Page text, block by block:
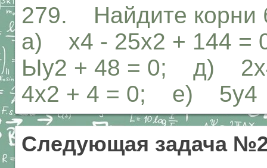
279. Найдите корни
а) х4 - 25х2 + 144 =
Ыу2 + 48 = 0; д)
4х2 + 4 = 0; е)
Следующая задача